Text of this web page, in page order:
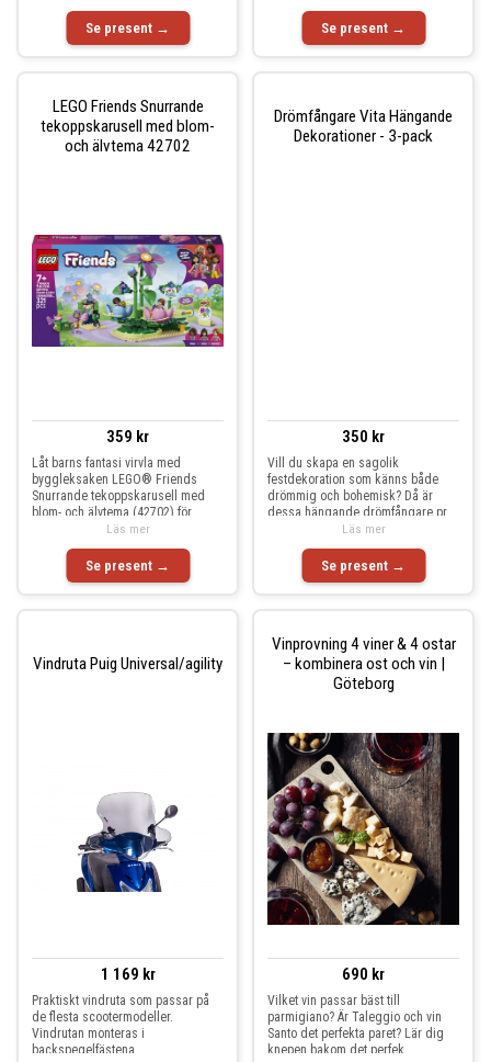
Se present → Se present →
LEGO Friends Snurrande
tekoppskarusell med blom-
och älvtema 42702
359 kr
Låt barns fantasi virvla med
byggleksaken LEGO® Friends
Snurrande tekoppskarusell med
blom- och älvtema (42702) för
Se present →
Läs mer
Drömfångare Vita Hängande
Dekorationer - 3-pack
350 kr
Vill du skapa en sagolik
festdekoration som känns både
drömmig och bohemisk? Då är
dessa hängande drömfångare pr
Se present →
Läs mer
Vindruta Puig Universal/agility
1 169 kr
Praktiskt vindruta som passar på
de flesta scootermodeller.
Vindrutan monteras i
backspegelfästena.
Vinprovning 4 viner & 4 ostar
– kombinera ost och vin |
Göteborg
690 kr
Vilket vin passar bäst till
parmigiano? Är Taleggio och vin
Santo det perfekta paret? Lär dig
knepen bakom det perfek